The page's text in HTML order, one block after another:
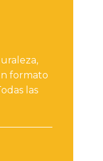
formato
las